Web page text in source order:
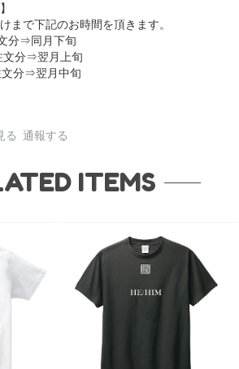
まで下記のお時間を頂きます。
分⇒同月下旬
文分⇒翌月上旬
文分⇒翌月中旬
る 通報する
ITEMS